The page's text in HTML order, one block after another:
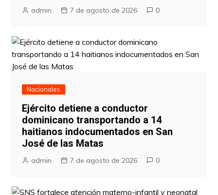
admin 7 de agosto de 2026 0
Nacionales
Ejército detiene a conductor
dominicano transportando a 14
haitianos indocumentados en San
José de las Matas
admin 7 de agosto de 2026 0